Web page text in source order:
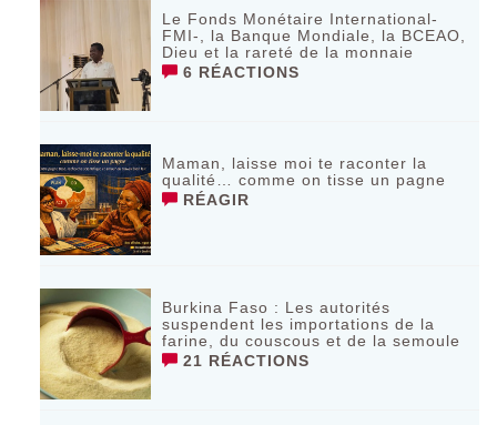
Le Fonds Monétaire International-
FMI-, la Banque Mondiale, la BCEAO,
Dieu et la rareté de la monnaie
6 RÉACTIONS
Maman, laisse moi te raconter la
qualité… comme on tisse un pagne
RÉAGIR
Burkina Faso : Les autorités
suspendent les importations de la
farine, du couscous et de la semoule
21 RÉACTIONS